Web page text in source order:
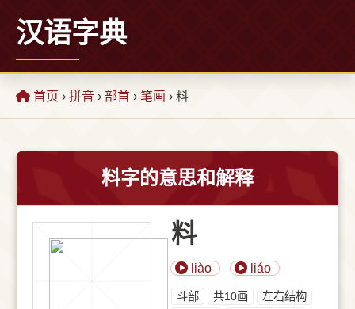
汉语字典
首页 › 拼音 › 部首 › 笔画 › 料
料字的意思和解释
料
liào liáo
⽃部 共10画
左右结构